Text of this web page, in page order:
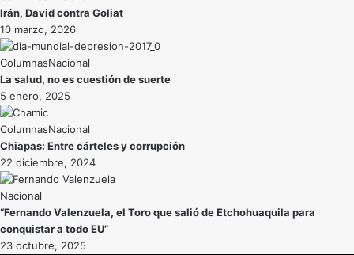
Irán, David contra Goliat
10 marzo, 2026
Nacional
La salud, no es cuestión de suerte
5 enero, 2025
Nacional
Chiapas: Entre cárteles y corrupción
22 diciembre, 2024
Nacional
“Fernando Valenzuela, el Toro que salió de Etchohuaquila para
conquistar a todo EU”
23 octubre, 2025